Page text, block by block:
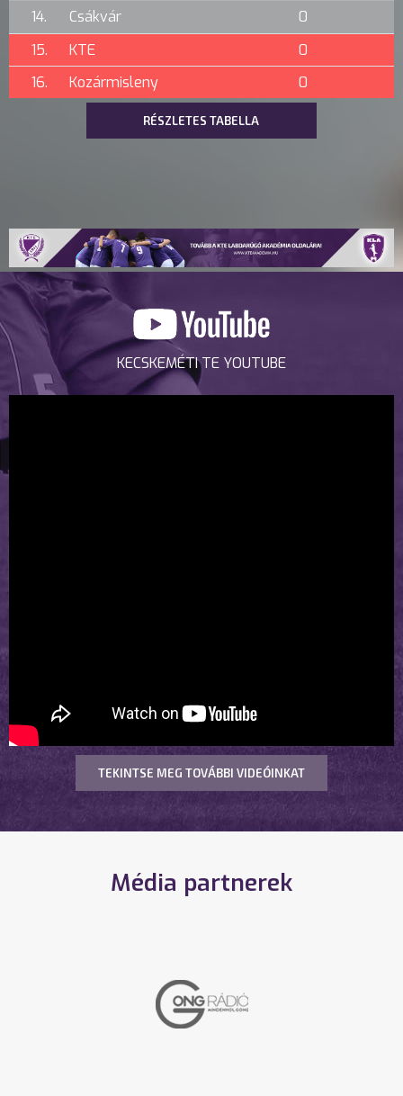
14.
Csákvár
0
15.
KTE
0
16.
Kozármisleny 0
RÉSZLETES TABELLA
KECSKEMÉTI TE YOUTUBE
TEKINTSE MEG TOVÁBBI VIDEÓINKAT
Média partnerek